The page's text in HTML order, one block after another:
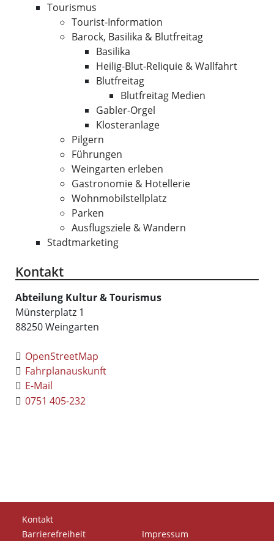
Tourismus
Tourist-Information
Barock, Basilika & Blutfreitag
Basilika
Heilig-Blut-Reliquie & Wallfahrt
Blutfreitag
Blutfreitag Medien
Gabler-Orgel
Klosteranlage
Pilgern
Führungen
Weingarten erleben
Gastronomie & Hotellerie
Wohnmobilstellplatz
Parken
Ausflugsziele & Wandern
Stadtmarketing
Kontakt
Abteilung Kultur & Tourismus
Münsterplatz 1
88250Weingarten
OpenStreetMap
Fahrplanauskunft
E-Mail
0751 405-232
Kontakt
Barrierefreiheit
Impressum